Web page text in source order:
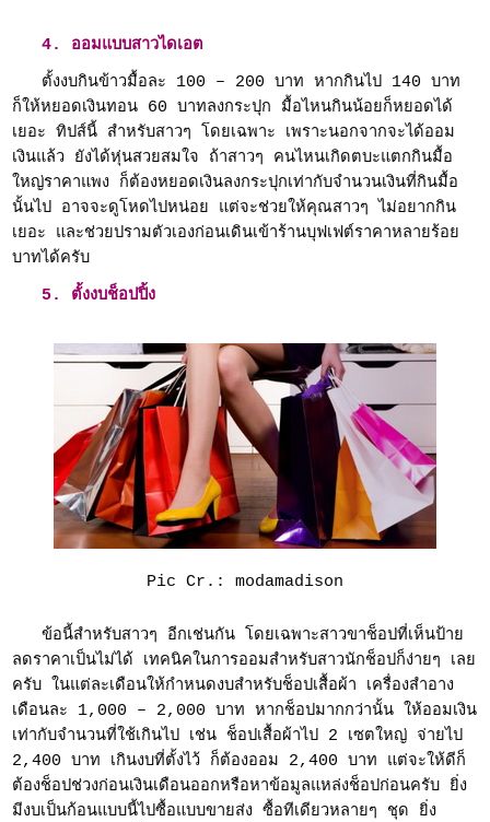
4. ออมแบบสาวไดเอต
ตั้งงบกินข้าวมื้อละ 100 – 200 บาท หากกินไป 140 บาท
ก็ให้หยอดเงินทอน 60 บาทลงกระปุก มื้อไหนกินน้อยก็หยอดได้
เยอะ ทิปส์นี้ สำหรับสาวๆ โดยเฉพาะ เพราะนอกจากจะได้ออม
เงินแล้ว ยังได้หุ่นสวยสมใจ ถ้าสาวๆ คนไหนเกิดตบะแตกกินมื้อ
ใหญ่ราคาแพง ก็ต้องหยอดเงินลงกระปุกเท่ากับจำนวนเงินที่กินมื้อ
นั้นไป อาจจะดูโหดไปหน่อย แต่จะช่วยให้คุณสาวๆ ไม่อยากกิน
เยอะ และช่วยปรามตัวเองก่อนเดินเข้าร้านบุฟเฟต์ราคาหลายร้อย
บาทได้ครับ
5. ตั้งงบช็อปปิ้ง
Pic Cr.: modamadison
ข้อนี้สำหรับสาวๆ อีกเช่นกัน โดยเฉพาะสาวขาช็อปที่เห็นป้าย
ลดราคาเป็นไม่ได้ เทคนิคในการออมสำหรับสาวนักช็อปก็ง่ายๆ เลย
ครับ ในแต่ละเดือนให้กำหนดงบสำหรับช็อปเสื้อผ้า เครื่องสำอาง
เดือนละ 1,000 – 2,000 บาท หากช็อปมากกว่านั้น ให้ออมเงิน
เท่ากับจำนวนที่ใช้เกินไป เช่น ช็อปเสื้อผ้าไป 2 เซตใหญ่ จ่ายไป
2,400 บาท เกินงบที่ตั้งไว้ ก็ต้องออม 2,400 บาท แต่จะให้ดีก็
ต้องช็อปช่วงก่อนเงินเดือนออกหรือหาข้อมูลแหล่งช็อปก่อนครับ ยิ่ง
มีงบเป็นก้อนแบบนี้ไปซื้อแบบขายส่ง ซื้อทีเดียวหลายๆ ชุด ยิ่ง